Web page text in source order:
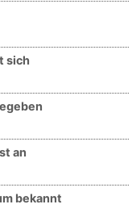
sich
an
bekannt